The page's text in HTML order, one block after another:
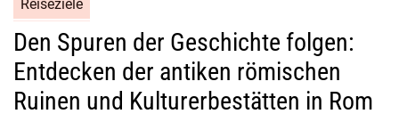
Reiseziele
Den Spuren der Geschichte folgen:
Entdecken der antiken römischen
Ruinen und Kulturerbestätten in Rom